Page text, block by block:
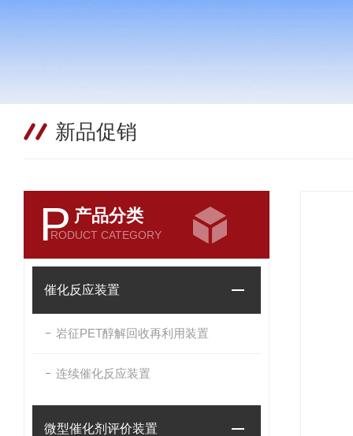
新品促销
P 产品分类
RODUCT CATEGORY
催化反应装置
岩征PET醇解回收再利用装置
连续催化反应装置
微型催化剂评价装置